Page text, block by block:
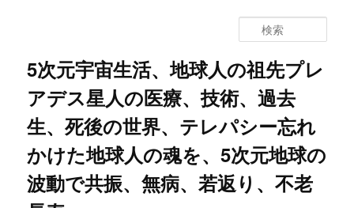
5次元宇宙生活、地球人の祖先プレ
アデス星人の医療、技術、過去
生、死後の世界、テレパシー忘れ
かけた地球人の魂を、5次元地球の
波動で共振、無病、若返り、不老
索